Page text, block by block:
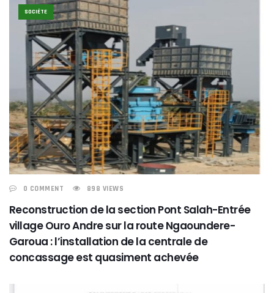
SOCIÉTE
0 COMMENT 898 VIEWS
Reconstruction de la section Pont Salah-Entrée
village Ouro Andre sur la route Ngaoundere-
Garoua : l’installation de la centrale de
concassage est quasiment achevée